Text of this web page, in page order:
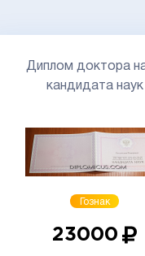
Диплом доктора
кандидата наук
Гознак
23000